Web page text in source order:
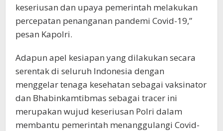
keseriusan dan upaya pemerintah melakukan
percepatan penanganan pandemi Covid-19,”
pesan Kapolri.
Adapun apel kesiapan yang dilakukan secara
serentak di seluruh Indonesia dengan
menggelar tenaga kesehatan sebagai vaksinator
dan Bhabinkamtibmas sebagai tracer ini
merupakan wujud keseriusan Polri dalam
membantu pemerintah menanggulangi Covid-